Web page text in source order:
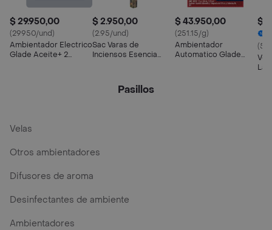
$ 29.950,00
(29950/und)
Ambientador Electrico
Glade Aceite+ 2
$ 2.950,00
(2.95/und)
Sac Varas de
Inciensos Esencia
$ 43.950,00
(251.15/g)
Ambientador
Automatico Glade
$
Pasillos
Velas
Otros ambientadores
Difusores de aroma
Desinfectantes de ambiente
Ambientadores